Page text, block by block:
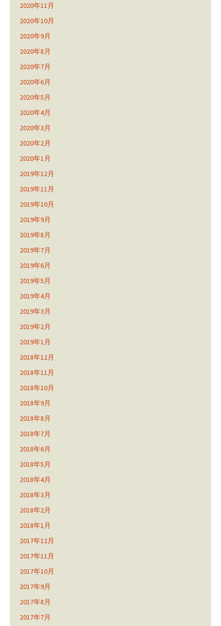
2020年11月
2020年10月
2020年9月
2020年8月
2020年7月
2020年6月
2020年5月
2020年4月
2020年3月
2020年2月
2020年1月
2019年12月
2019年11月
2019年10月
2019年9月
2019年8月
2019年7月
2019年6月
2019年5月
2019年4月
2019年3月
2019年2月
2019年1月
2018年12月
2018年11月
2018年10月
2018年9月
2018年8月
2018年7月
2018年6月
2018年5月
2018年4月
2018年3月
2018年2月
2018年1月
2017年12月
2017年11月
2017年10月
2017年9月
2017年8月
2017年7月